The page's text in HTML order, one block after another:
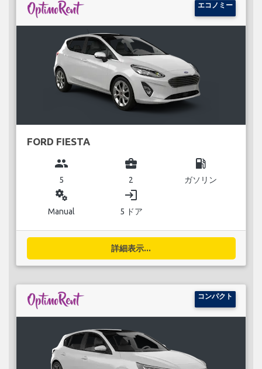
エコノミー
FORD FIESTA
group
5
business_center
2
local_gas_station
ガソリン
miscellaneous_services
Manual
login
5 ドア
詳細表示...
コンパクト